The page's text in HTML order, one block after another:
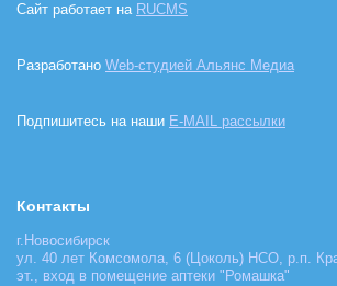
Сайт работает на RUCMS
Разработано Web-студией Альянс Медиа
Подпишитесь на наши E-MAIL рассылки
Контакты
г.Новосибирск
ул. 40 лет Комсомола, 6 (Цоколь) НСО, р.п.
эт., вход в помещение аптеки "Ромашка"